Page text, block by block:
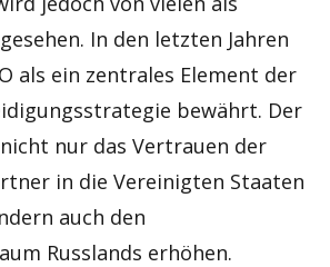
In den letzten Jahren
als ein zentrales Element der
bewährt. Der
nur das Vertrauen der
in die Vereinigten Staaten
auch den
Russlands erhöhen.